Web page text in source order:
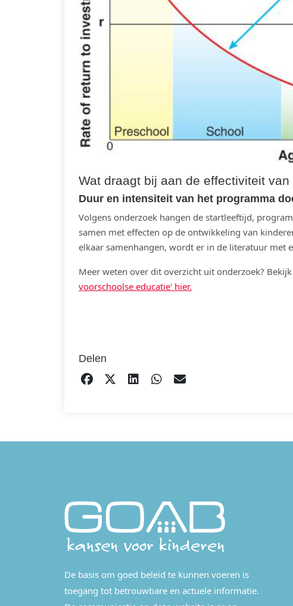
Wat draagt bij aan de effectiviteit
Duur en intensiteit van het programma
Volgens onderzoek hangen de startleeftijd,
samen met effecten op de ontwikkeling van
elkaar samenhangen, wordt er in de literatuur met
Meer weten over dit overzicht uit onderzoek?
voorschoolse educatie' hier.
Delen
DELEN OP FACEBOOK
TWEETDELEN OP LINKEDIN
DELEN OP WHATSAPP
De basis om goed beleid te kunnen voeren is
toegang tot betrouwbare en actuele informatie.